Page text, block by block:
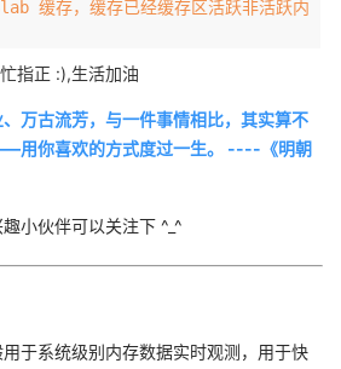
缓存，缓存已经缓存区活跃非活跃内
指正 :),生活加油
万古流芳，与一件事情相比，其实算不
用你喜欢的方式度过一生。 ----《明朝
小伙伴可以关注下 ^_^
于系统级别内存数据实时观测，用于快